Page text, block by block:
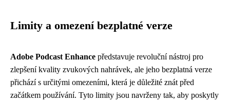
Limity a omezení bezplatné verze
Adobe Podcast Enhance představuje revoluční nástroj pro
zlepšení kvality zvukových nahrávek, ale jeho bezplatná verze
přichází s určitými omezeními, která je důležité znát před
začátkem používání. Tyto limity jsou navrženy tak, aby poskytly